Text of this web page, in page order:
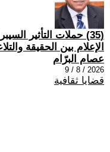
(35) حملات التأثير
الإعلام بين الحقيقة
عصام البرّام
2026 / 8 / 9
قضايا ثقافية